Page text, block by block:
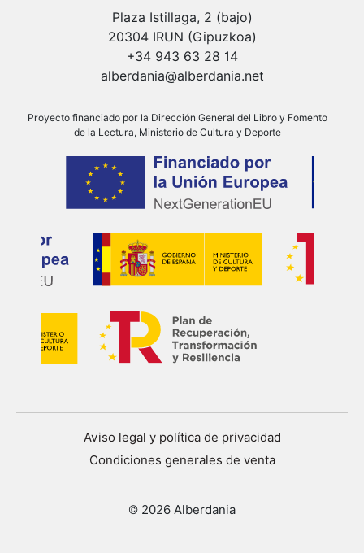
Plaza Istillaga, 2 (bajo)
20304 IRUN (Gipuzkoa)
+34 943 63 28 14
alberdania@alberdania.net
Proyecto financiado por la Dirección General del Libro y Fomento
de la Lectura, Ministerio de Cultura y Deporte
© 2026 Alberdania
Aviso legal y política de privacidad
Condiciones generales de venta